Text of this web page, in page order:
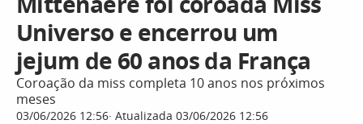
Universo e encerrou um
jejum de 60 anos da França
Coroação da miss completa 10 anos nos próximos
meses
03/06/2026 12:56 Atualizada 03/06/2026 12:56